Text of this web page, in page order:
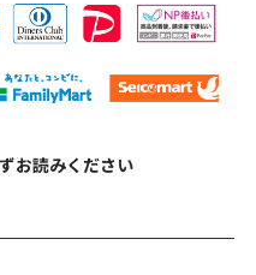
お読みください